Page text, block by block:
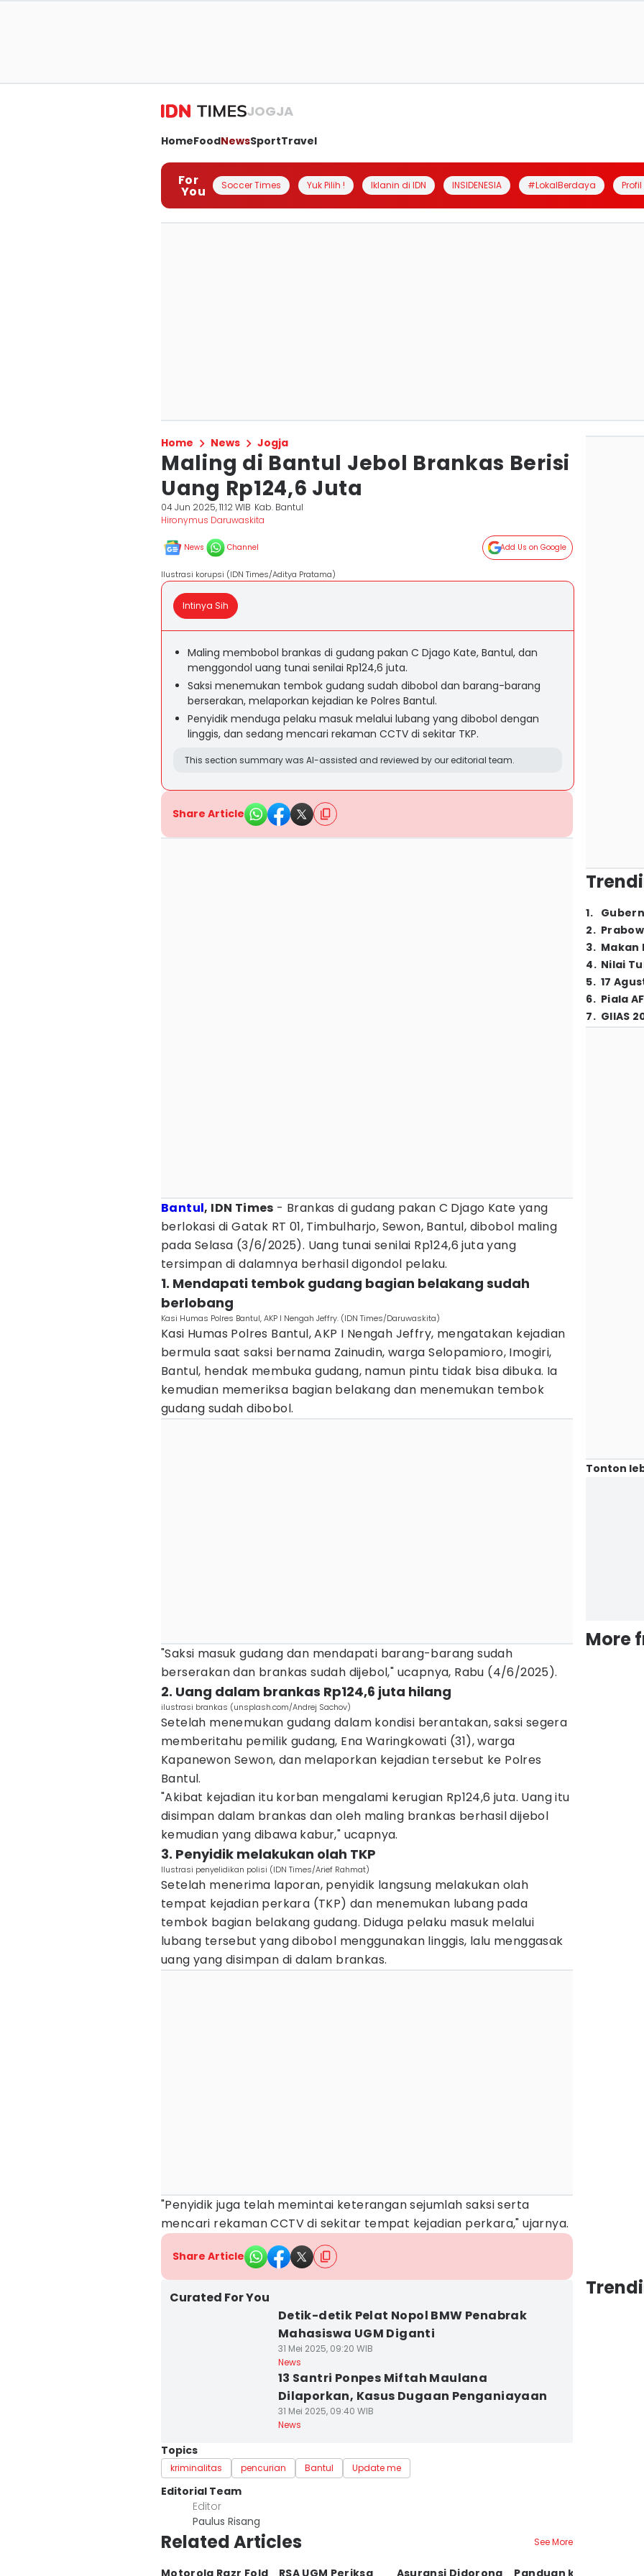
JOGJA
HomeFoodNewsSportTravel
For
You Soccer Times Yuk Pilih ! Iklanin di IDN INSIDENESIA #LokalBerdaya
Home News Jogja
Maling di Bantul Jebol Brankas Berisi
Uang Rp124,6 Juta
04 Jun 2025, 11:12 WIB Kab. Bantul
Hironymus Daruwaskita
News Channel Add Us on Google
Ilustrasi korupsi (IDN Times/Aditya Pratama)
Intinya Sih
Maling membobol brankas di gudang pakan C Djago Kate, Bantul, dan
menggondol uang tunai senilai Rp124,6 juta.
Saksi menemukan tembok gudang sudah dibobol dan barang-barang
berserakan, melaporkan kejadian ke Polres Bantul.
Penyidik menduga pelaku masuk melalui lubang yang dibobol dengan
linggis, dan sedang mencari rekaman CCTV di sekitar TKP.
This section summary was AI-assisted and reviewed by our editorial team.
Share Article
Bantul, IDN Times - Brankas di gudang pakan C Djago Kate yang
berlokasi di Gatak RT 01, Timbulharjo, Sewon, Bantul, dibobol maling
pada Selasa (3/6/2025). Uang tunai senilai Rp124,6 juta yang
tersimpan di dalamnya berhasil digondol pelaku.
1. Mendapati tembok gudang bagian belakang sudah
berlobang
Kasi Humas Polres Bantul, AKP I Nengah Jeffry. (IDN Times/Daruwaskita)
Kasi Humas Polres Bantul, AKP I Nengah Jeffry, mengatakan kejadian
bermula saat saksi bernama Zainudin, warga Selopamioro, Imogiri,
Bantul, hendak membuka gudang, namun pintu tidak bisa dibuka. Ia
kemudian memeriksa bagian belakang dan menemukan tembok
gudang sudah dibobol.
"Saksi masuk gudang dan mendapati barang-barang sudah
berserakan dan brankas sudah dijebol," ucapnya, Rabu (4/6/2025).
2. Uang dalam brankas Rp124,6 juta hilang
ilustrasi brankas (unsplash.com/Andrej Sachov)
Setelah menemukan gudang dalam kondisi berantakan, saksi segera
memberitahu pemilik gudang, Ena Waringkowati (31), warga
Kapanewon Sewon, dan melaporkan kejadian tersebut ke Polres
Bantul.
"Akibat kejadian itu korban mengalami kerugian Rp124,6 juta. Uang itu
disimpan dalam brankas dan oleh maling brankas berhasil dijebol
kemudian yang dibawa kabur," ucapnya.
3. Penyidik melakukan olah TKP
Ilustrasi penyelidikan polisi (IDN Times/Arief Rahmat)
Setelah menerima laporan, penyidik langsung melakukan olah
tempat kejadian perkara (TKP) dan menemukan lubang pada
tembok bagian belakang gudang. Diduga pelaku masuk melalui
lubang tersebut yang dibobol menggunakan linggis, lalu menggasak
uang yang disimpan di dalam brankas.
"Penyidik juga telah memintai keterangan sejumlah saksi serta
mencari rekaman CCTV di sekitar tempat kejadian perkara," ujarnya.
Share Article
Curated For You
Detik-detik Pelat Nopol BMW Penabrak
Mahasiswa UGM Diganti
31 Mei 2025, 09:20 WIB
News
13 Santri Ponpes Miftah Maulana
Dilaporkan, Kasus Dugaan Penganiayaan
31 Mei 2025, 09:40 WIB
News
Topics
kriminalitas pencurian Bantul Update me
Editorial Team
Editor
Paulus Risang
Related Articles See More
Motorola Razr Fold RSA UGM Periksa Asuransi Didorong Panduan ke
1.
2.
3. Makan
4. Nilai
5. 17
6. Piala
7. GIIAS
Tonton
More